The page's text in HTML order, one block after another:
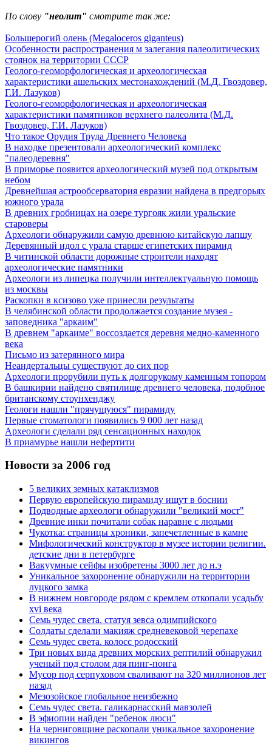
По слову "неолит" смотрите так же:
Большерогий олень (Megaloceros giganteus)
Особенности распространения м залегания палеолитических
стоянок на территории СССР
Геолого-геоморфологическая и археологическая
характеристики ашельских местонахождений (М.Д. Гвоздовер,
Г.И. Лазуков)
Геолого-геоморфологическая и археологическая
характеристики памятников верхнего палеолита (М.Д.
Гвоздовер, Г.И. Лазуков)
Что такое Орудия Труда Древнего Человека
В находке презентовали археологический комплекс
"палеодеревня"
В приморье появится археологический музей под открытым
небом
Древнейшая астрообсерватория евразии найдена в предгорьях
южного урала
В древних гробницах на озере тургояк жили уральские
староверы
Археологи обнаружили самую древнюю китайскую лапшу
Деревянный идол с урала старше египетских пирамид
В читинской области дорожные строители находят
археологические памятники
Археологи из липецка получили интеллектуальную помощь
из москвы
Раскопки в ксизово уже принесли результаты
В челябинской области продолжается создание музея -
заповедника "аркаим"
В древнем "аркаиме" воссоздается деревня медно-каменного
века
Письмо из затерянного мира
Неандертальцы существуют до сих пор
Археологи прорубили путь к долгорукому каменным топором
В башкирии найдено святилище древнего человека, подобное
британскому стоунхенджу
Геологи нашли "прячущуюся" пирамиду
Первые стоматологи появились 9 000 лет назад
Археологи сделали ряд сенсационных находок
В приамурье нашли нефертити
Новости за 2006 год
5 великих земных катаклизмов
Первую европейскую пирамиду ищут в боснии
Подводные археологи обнаружили "великий мост"
Древние инки почитали собак наравне с людьми
Чукотка: страницы хроники, запечетленные в камне
Мифологический конструктор в музее истории религии.
детские дни в петербурге
Вакуумные сейфы изобретены 3000 лет до н.э
Уникальное захоронение обнаружили на территории
луцкого замка
В нижнем новгороде рядом с кремлем откопали усадьбу
xvi века
Семь чудес света. статуя зевса одимпийского
Солдаты сделали макияж средневековой черепахе
Семь чудес света. колосс родосский
Три новых вида древних морских рептилий обнаружил
ученый под столом для пинг-понга
Мусор под cерпуховом сваливают на 320 миллионов лет
назад
Мезозойское глобальное неизбежно
Семь чудес света. галикарнасский мавзолей
В эфиопии найден "ребенок люси"
На черниговщине раскопали уникальное захоронение
викингов